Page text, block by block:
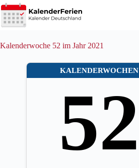
Zum
Inhalt
springen
Kalenderwoche 52 im Jahr 2021
KALENDERWOCHEN
52